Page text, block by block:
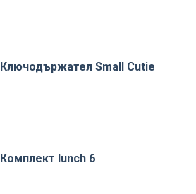
Ключодържател Small Cutie
Комплект lunch 6